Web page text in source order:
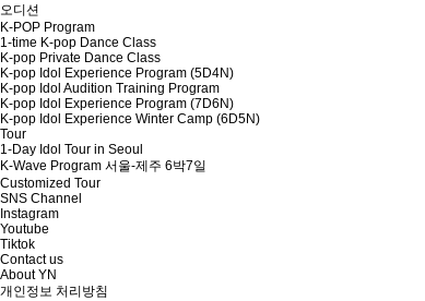
오디션
K-POP Program
1-time K-pop Dance Class
K-pop Private Dance Class
K-pop Idol Experience Program (5D4N)
K-pop Idol Audition Training Program
K-pop Idol Experience Program (7D6N)
K-pop Idol Experience Winter Camp (6D5N)
Tour
1-Day Idol Tour in Seoul
K-Wave Program 서울-제주 6박7일
Customized Tour
SNS Channel
Instagram
Youtube
Tiktok
Contact us
About YN
개인정보 처리방침